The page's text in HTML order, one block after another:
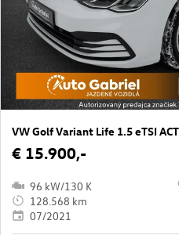
VW Golf Variant Life 1.5 eTSI
€ 15.900,-
96 kW/130 K
128.568 km
07/2021